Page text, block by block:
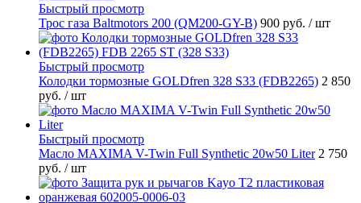
Быстрый просмотр
Трос газа Baltmotors 200 (QM200-GY-B) 900 руб. / шт
Быстрый просмотр
Колодки тормозные GOLDfren 328 S33 (FDB2265) 2 850
руб. / шт
Быстрый просмотр
Масло MAXIMA V-Twin Full Synthetic 20w50 Liter 2 750
руб. / шт